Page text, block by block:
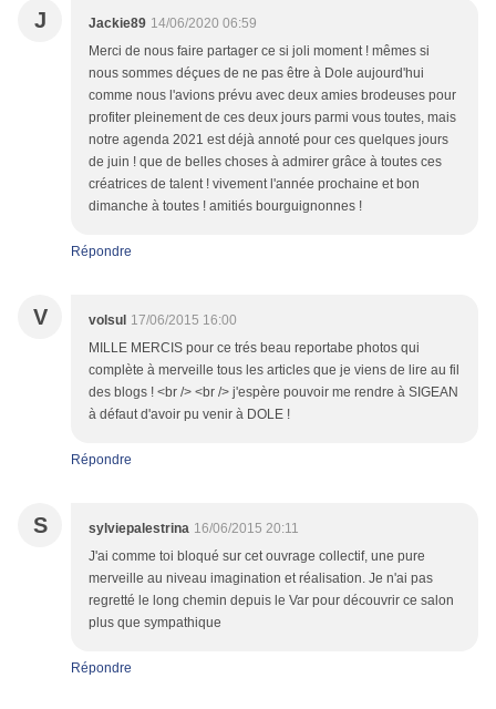
J Jackie89 14/06/2020 06:59
Merci de nous faire partager ce si joli moment ! mêmes si
nous sommes déçues de ne pas être à Dole aujourd'hui
comme nous l'avions prévu avec deux amies brodeuses pour
profiter pleinement de ces deux jours parmi vous toutes, mais
notre agenda 2021 est déjà annoté pour ces quelques jours
de juin ! que de belles choses à admirer grâce à toutes ces
créatrices de talent ! vivement l'année prochaine et bon
dimanche à toutes ! amitiés bourguignonnes !
Répondre
V volsul 17/06/2015 16:00
MILLE MERCIS pour ce trés beau reportabe photos qui
complète à merveille tous les articles que je viens de lire au fil
des blogs ! <br /> <br /> j'espère pouvoir me rendre à SIGEAN
à défaut d'avoir pu venir à DOLE !
Répondre
S sylviepalestrina 16/06/2015 20:11
J'ai comme toi bloqué sur cet ouvrage collectif, une pure
merveille au niveau imagination et réalisation. Je n'ai pas
regretté le long chemin depuis le Var pour découvrir ce salon
plus que sympathique
Répondre